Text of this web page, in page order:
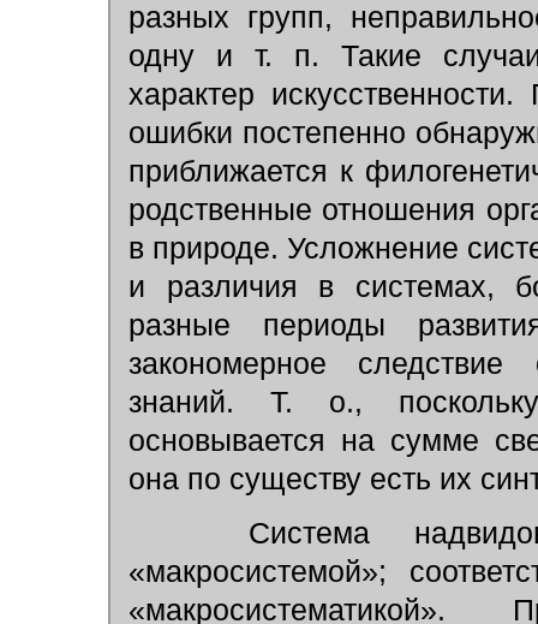
разных групп,
одну и т. п. Такие
характер
ошибки постепенно
приближается к
родственные отношения
в природе. Усложнение
и различия в системах,
разные периоды
закономерное следствие
знаний. Т. о.,
основывается на сумме
она по существу есть их
Система
«макросистемой»;